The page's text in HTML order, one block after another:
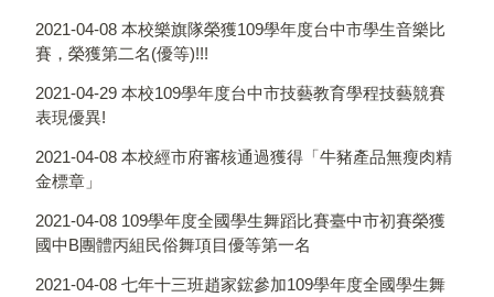
2021-04-08 本校樂旗隊榮獲109學年度台中市學生音樂比
賽，榮獲第二名(優等)!!!
2021-04-29 本校109學年度台中市技藝教育學程技藝競賽
表現優異!
2021-04-08 本校經市府審核通過獲得「牛豬產品無瘦肉精
金標章」
2021-04-08 109學年度全國學生舞蹈比賽臺中市初賽榮獲
國中B團體丙組民俗舞項目優等第一名
2021-04-08 七年十三班趙家鋐參加109學年度全國學生舞